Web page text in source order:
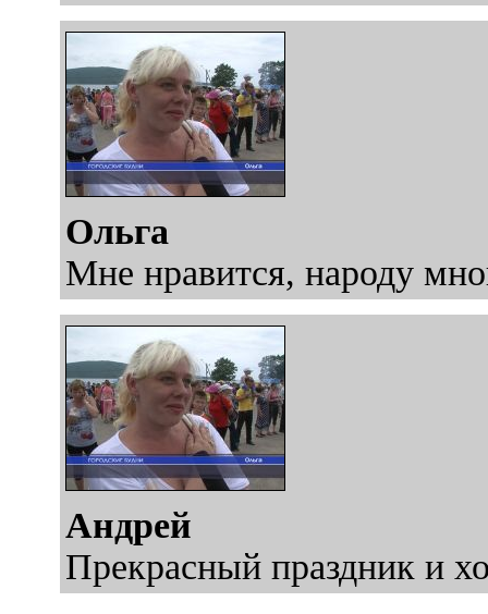
Ольга
Мне нравится, народу
Андрей
Прекрасный праздник и